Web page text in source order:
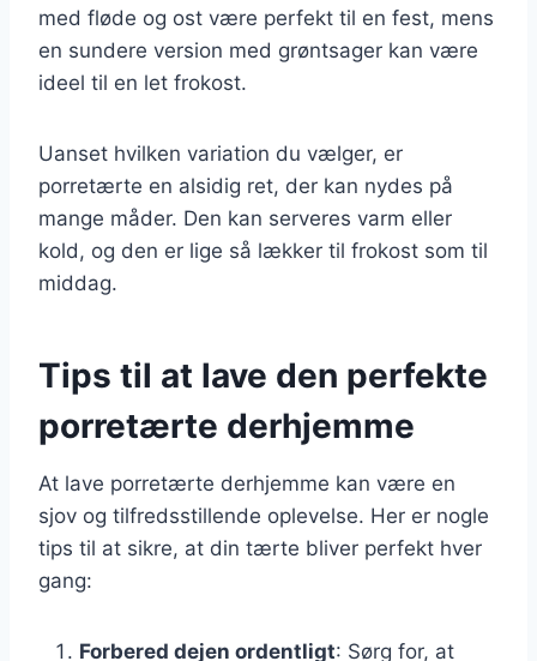
med fløde og ost være perfekt til en fest, mens
en sundere version med grøntsager kan være
ideel til en let frokost.
Uanset hvilken variation du vælger, er
porretærte en alsidig ret, der kan nydes på
mange måder. Den kan serveres varm eller
kold, og den er lige så lækker til frokost som til
middag.
Tips til at lave den perfekte
porretærte derhjemme
At lave porretærte derhjemme kan være en
sjov og tilfredsstillende oplevelse. Her er nogle
tips til at sikre, at din tærte bliver perfekt hver
gang:
Forbered dejen ordentligt: Sørg for, at